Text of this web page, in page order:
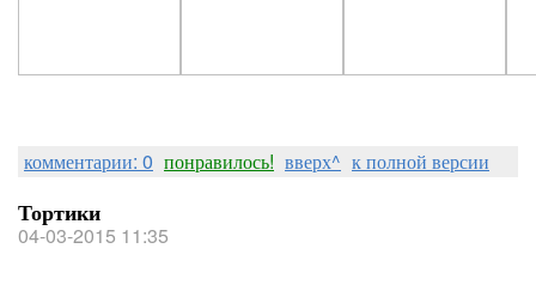
комментарии: 0 понравилось! вверх^ к полной версии
Тортики
04-03-2015 11:35